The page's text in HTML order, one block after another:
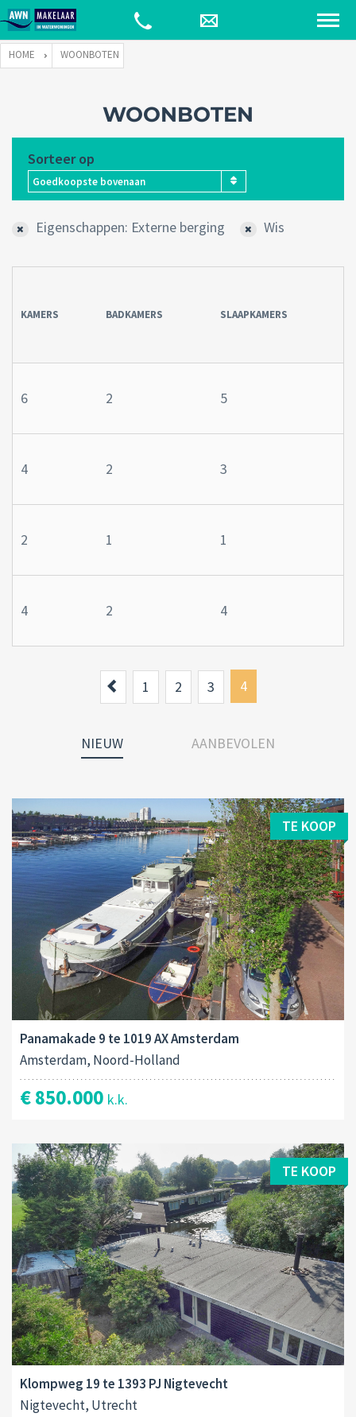
HOME WOONBOTEN
WOONBOTEN
Sorteer op
Goedkoopste bovenaan
Eigenschappen: Externe berging Wis
KAMERS BADKAMERS SLAAPKAMERS
6 2 5
4 2 3
2 1 1
4 2 4
Previous
1 2 3 4
NIEUW AANBEVOLEN
TE KOOP
Panamakade 9 te 1019 AX Amsterdam
Amsterdam, Noord-Holland
€ 850.000 k.k.
TE KOOP
Klompweg 19 te 1393 PJ Nigtevecht
Nigtevecht, Utrecht